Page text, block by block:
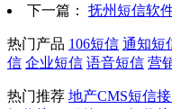
下一篇： 抚州短信软
热门产品 106短信 通知短
信 企业短信 语音短信 营
热门推荐 地产CMS短信